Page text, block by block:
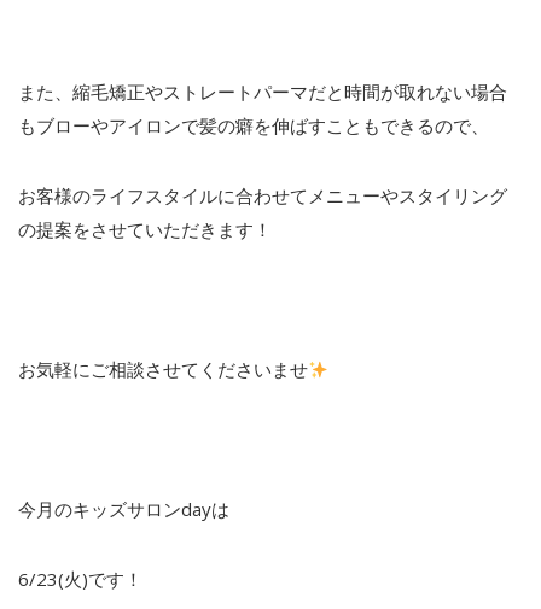
また、縮毛矯正やストレートパーマだと時間が取れない場合
もブローやアイロンで髪の癖を伸ばすこともできるので、
お客様のライフスタイルに合わせてメニューやスタイリング
の提案をさせていただきます！
お気軽にご相談させてくださいませ
今月のキッズサロンdayは
6/23(火)です！